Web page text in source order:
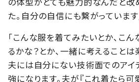
た。自分の自信にも繋がっています
「こんな服を着てみたいとか、こ
るかな？とか、一緒に考えることは
夫には自分にない技術面でのアイ
強になります。夫が『これ着たら可